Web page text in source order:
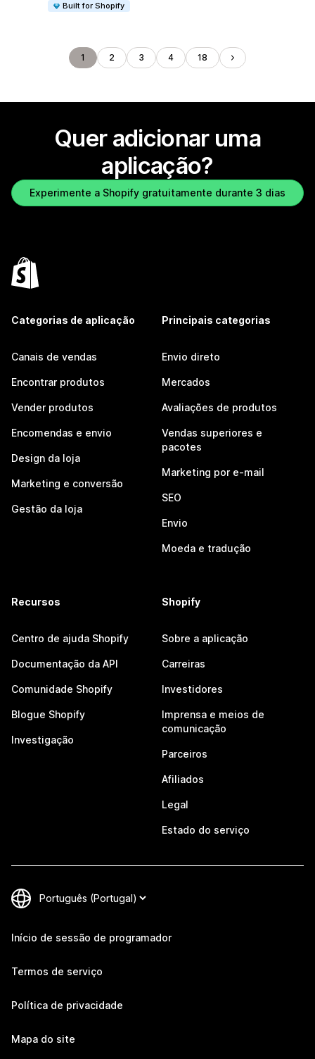
Built for Shopify
1 2 3 4 18
Quer adicionar uma
aplicação?
Experimente a Shopify gratuitamente durante 3 dias
Categorias de aplicação
Canais de vendas
Encontrar produtos
Vender produtos
Encomendas e envio
Design da loja
Marketing e conversão
Gestão da loja
Principais categorias
Envio direto
Mercados
Avaliações de produtos
Vendas superiores e
pacotes
Marketing por e-mail
SEO
Envio
Moeda e tradução
Recursos
Centro de ajuda Shopify
Documentação da API
Comunidade Shopify
Blogue Shopify
Investigação
Shopify
Sobre a aplicação
Carreiras
Investidores
Imprensa e meios de
comunicação
Parceiros
Afiliados
Legal
Estado do serviço
Início de sessão de programador
Termos de serviço
Política de privacidade
Mapa do site